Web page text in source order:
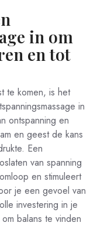
in om
en tot
te komen, is het
in
ontspanning en
en geest de kans
Een
van spanning
en stimuleert
je een gevoel van
investering in je
balans te vinden